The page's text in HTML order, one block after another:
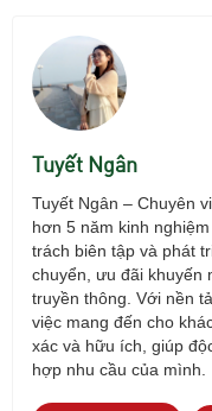
Tuyết Ngân
Tuyết Ngân – Chuyên
hơn 5 năm kinh nghi
trách biên tập và phát
chuyển, ưu đãi khuyến
truyền thông. Với nền
việc mang đến cho kh
xác và hữu ích, giúp đ
hợp nhu cầu của mình.